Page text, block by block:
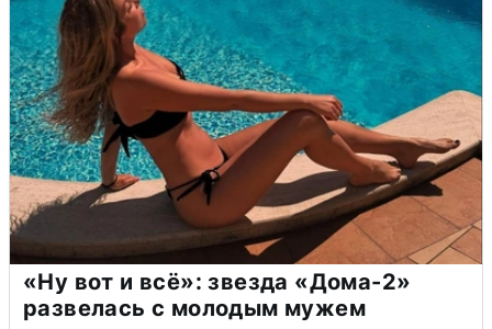
«Ну вот и всё»: звезда «Дома-2»
развелась с молодым мужем